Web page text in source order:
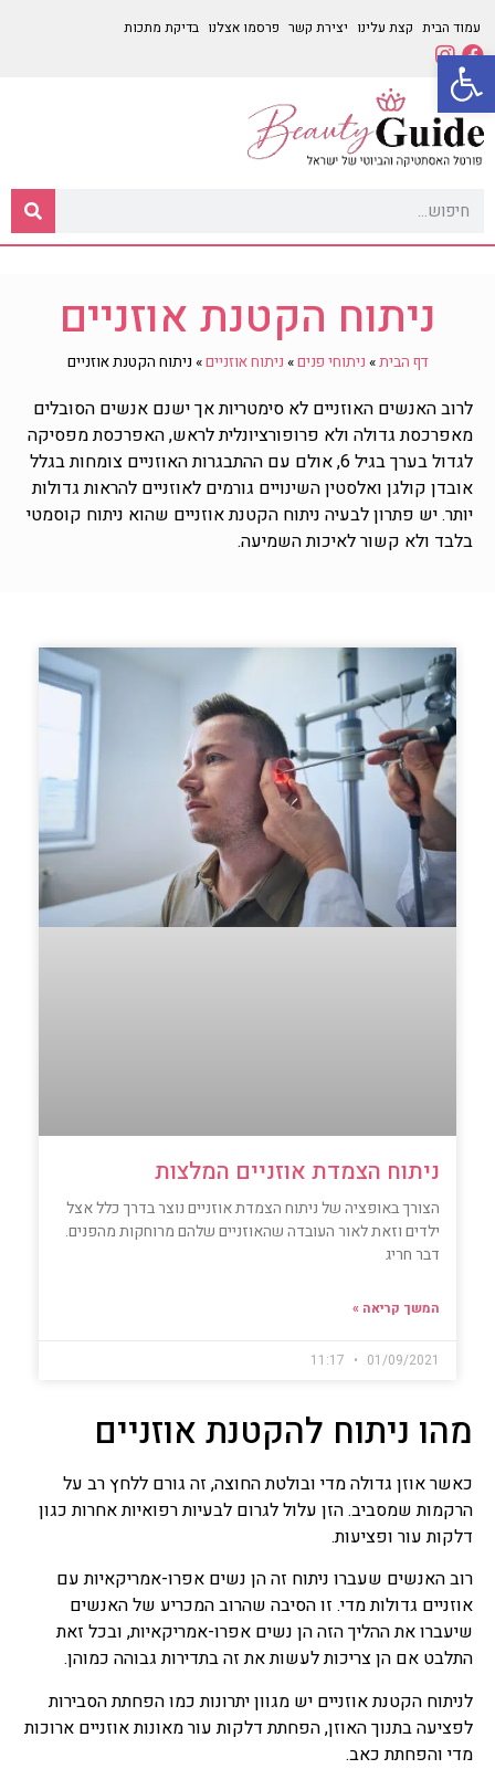
עמוד הבית קצת עלינו יצירת קשר פרסמו אצלנו בדיקת מתכות
ניתוח הקטנת אוזניים
דף הבית» ניתוחי פנים» ניתוח אוזניים» ניתוח הקטנת אוזניים
לרוב האנשים האוזניים לא סימטריות אך ישנם אנשים הסובלים
מאפרכסת גדולה ולא פרופורציונלית לראש, האפרכסת מפסיקה
לגדול בערך בגיל 6, אולם עם ההתבגרות האוזניים צומחות בגלל
אובדן קולגן ואלסטין השינויים גורמים לאוזניים להראות גדולות
יותר. יש פתרון לבעיה ניתוח הקטנת אוזניים שהוא ניתוח קוסמטי
בלבד ולא קשור לאיכות השמיעה.
ניתוח הצמדת אוזניים המלצות
הצורך באופציה של ניתוח הצמדת אוזניים נוצר בדרך כלל אצל
ילדים וזאת לאור העובדה שהאוזניים שלהם מרוחקות מהפנים.
דבר חריג
המשך קריאה »
01/09/2021
מהו ניתוח להקטנת אוזניים
כאשר אוזן גדולה מדי ובולטת החוצה, זה גורם ללחץ רב על
הרקמות שמסביב. הזן עלול לגרום לבעיות רפואיות אחרות כגון
דלקות עור ופציעות.
רוב האנשים שעברו ניתוח זה הן נשים אפרו-אמריקאיות עם
אוזניים גדולות מדי. זו הסיבה שהרוב המכריע של האנשים
שיעברו את ההליך הזה הן נשים אפרו-אמריקאיות, ובכל זאת
התלבט אם הן צריכות לעשות את זה בתדירות גבוהה כמוהן.
לניתוח הקטנת אוזניים יש מגוון יתרונות כמו הפחתת הסבירות
לפציעה בתנוך האוזן, הפחתת דלקות עור מאונות אוזניים ארוכות
מדי והפחתת כאב.
פתח סרגל נגישות